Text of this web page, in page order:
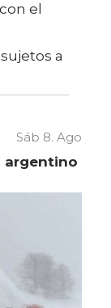
el
a
Sáb 8. Ago
argentino